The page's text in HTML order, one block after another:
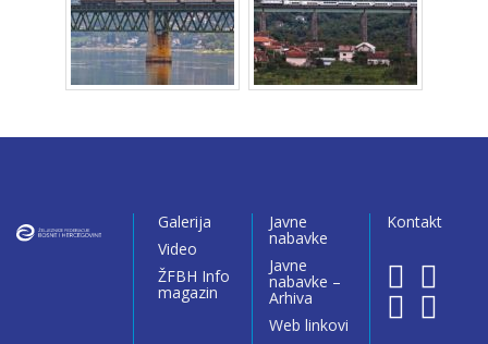
Galerija
Video
ŽFBH Info
magazin
Javne
nabavke
Javne
nabavke –
Arhiva
Web linkovi
Kontakt